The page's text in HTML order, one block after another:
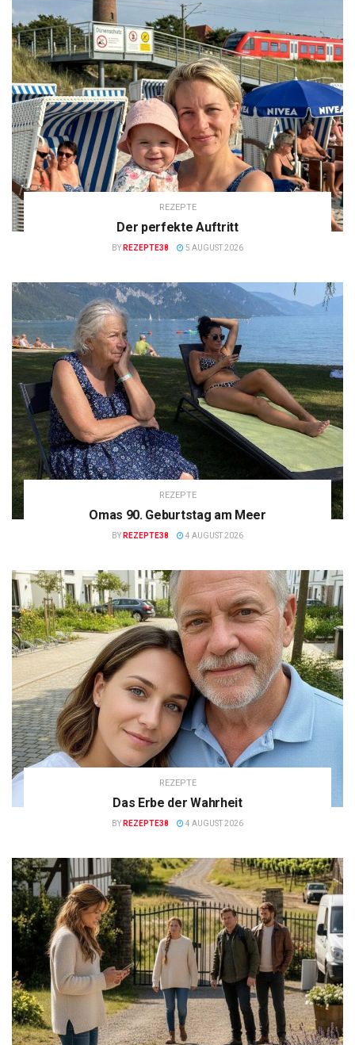
REZEPTE
Der perfekte Auftritt
BY REZEPTE38 5 AUGUST 2026
REZEPTE
Omas 90. Geburtstag am Meer
BY REZEPTE38 4 AUGUST 2026
REZEPTE
Das Erbe der Wahrheit
BY REZEPTE38 4 AUGUST 2026